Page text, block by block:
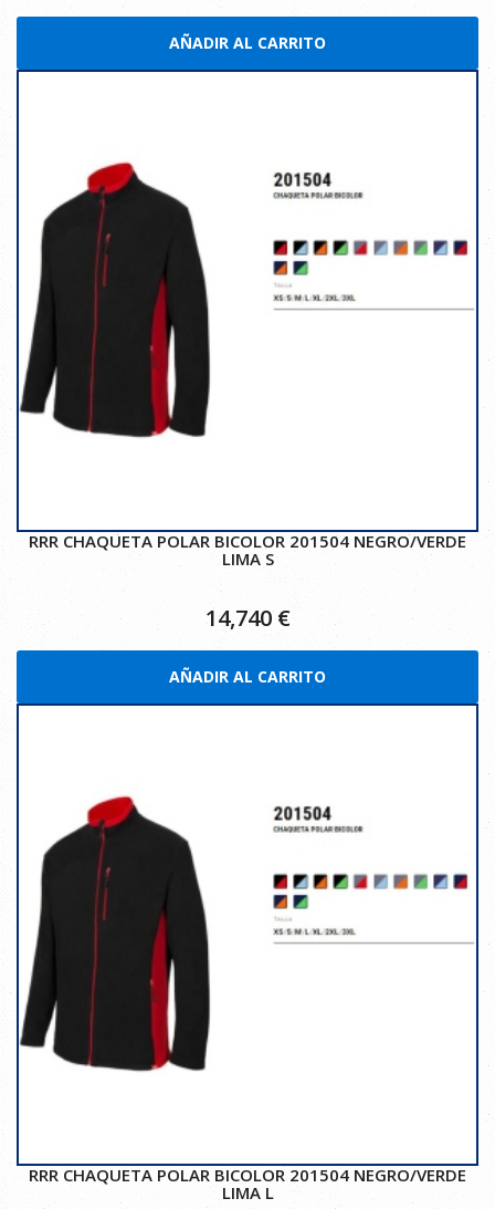
AÑADIR AL CARRITO
RRR CHAQUETA POLAR BICOLOR 201504 NEGRO/VERDE
LIMA S
14,740€
AÑADIR AL CARRITO
RRR CHAQUETA POLAR BICOLOR 201504 NEGRO/VERDE
LIMA L